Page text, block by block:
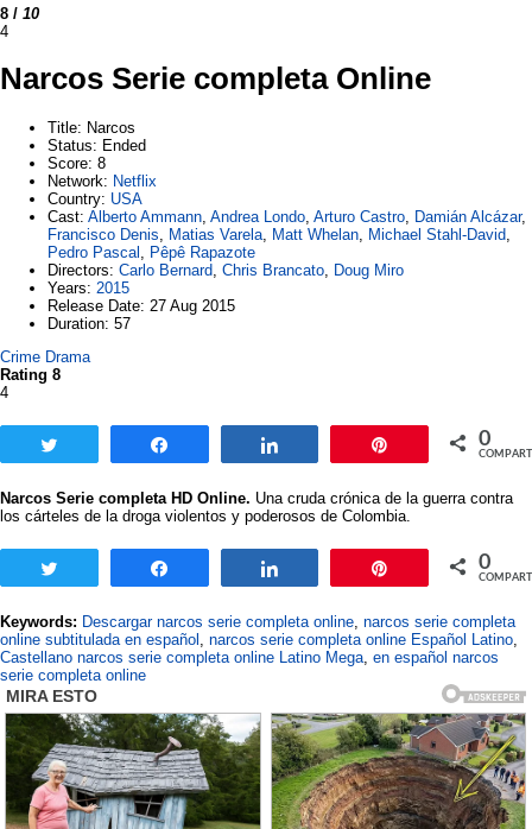
8 / 10
4
Narcos Serie completa Online
Title: Narcos
Status: Ended
Score: 8
Network: Netflix
Country: USA
Cast: Alberto Ammann Andrea Londo Arturo Castro Damián Alcázar,
Francisco Denis
Matias Varela Matt Whelan Michael Stahl-David
Pedro Pascal
Pêpê Rapazote
Directors: Carlo Bernard Chris Brancato
Doug Miro
Years: 2015
Release Date: 27 Aug 2015
Duration: 57
Crime Drama
Rating 8
4
0
Narcos Serie completa HD Online. Una cruda crónica de la guerra contra
los cárteles de la droga violentos y poderosos de Colombia.
0
Keywords: Descargar narcos serie completa online narcos serie completa
online subtitulada en español
narcos serie completa online Español Latino
Castellano narcos serie completa online Latino Mega en español narcos
serie completa online